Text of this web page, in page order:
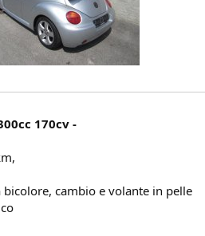
170cv -
cambio e volante in pelle